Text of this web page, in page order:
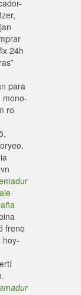
24h
para
mono-
ro
freno
hoy-